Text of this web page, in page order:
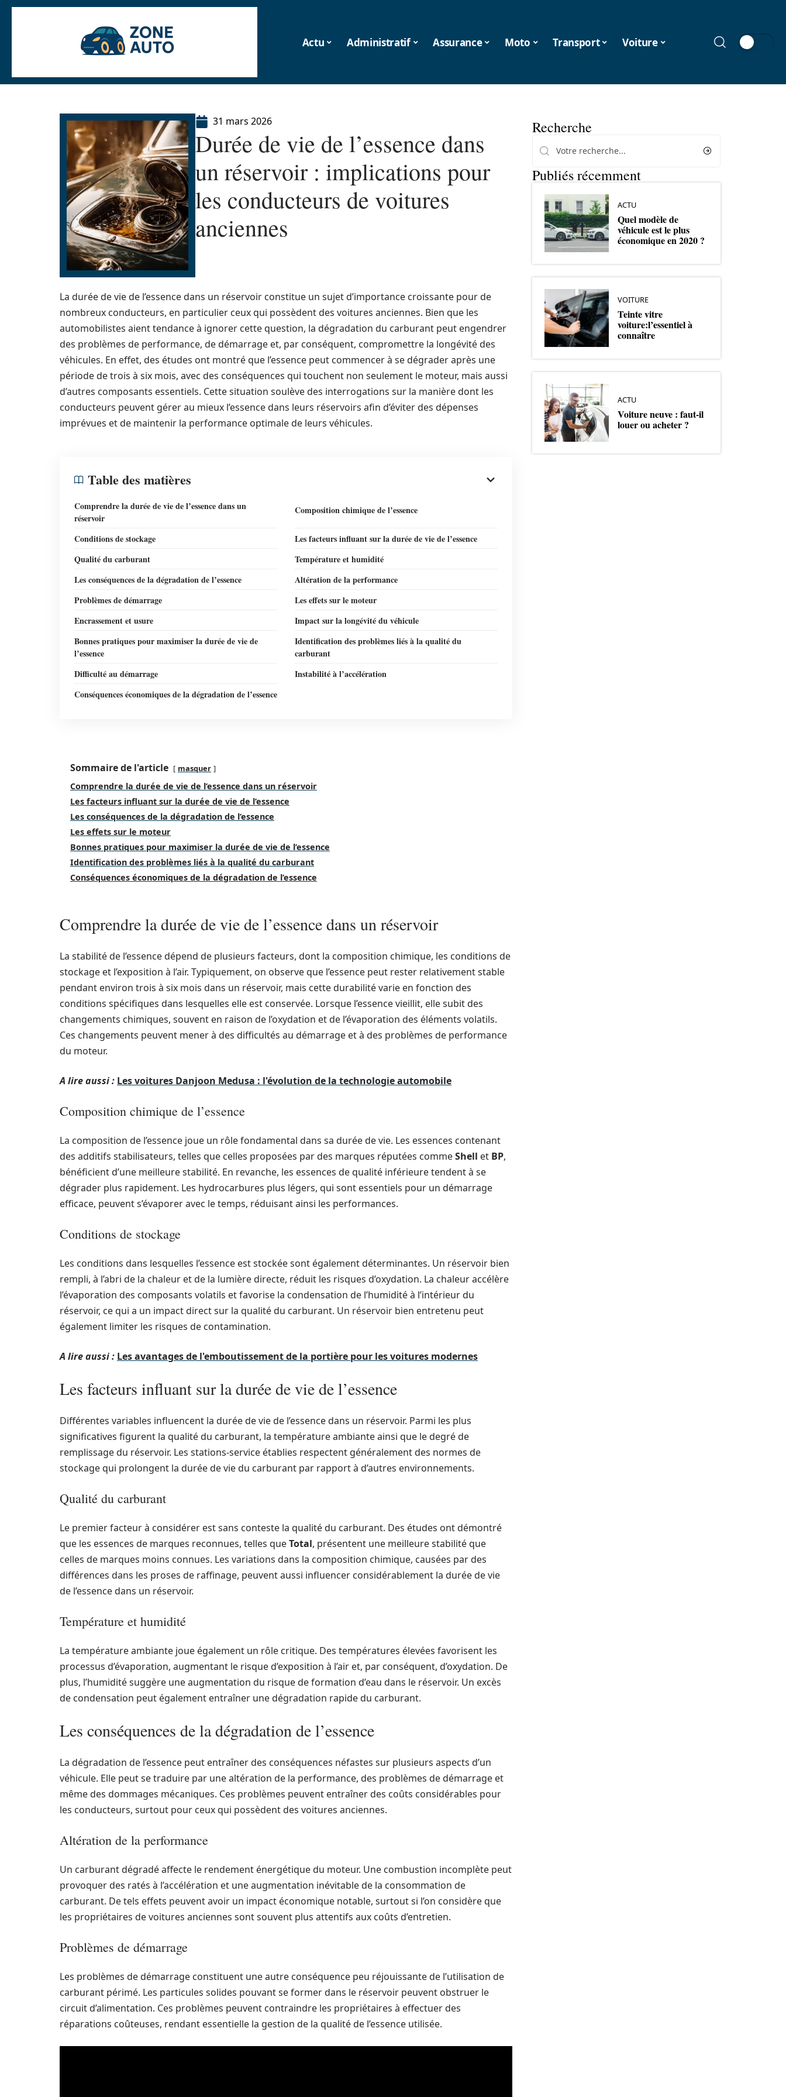
Actu Administratif Assurance Moto Transport Voiture
31 mars 2026
Durée de vie de l’essence dans
un réservoir : implications pour
les conducteurs de voitures
anciennes
La durée de vie de l’essence dans un réservoir constitue un sujet d’importance croissante pour de
nombreux conducteurs, en particulier ceux qui possèdent des voitures anciennes. Bien que les
automobilistes aient tendance à ignorer cette question, la dégradation du carburant peut engendrer
des problèmes de performance, de démarrage et, par conséquent, compromettre la longévité des
véhicules. En effet, des études ont montré que l’essence peut commencer à se dégrader après une
période de trois à six mois, avec des conséquences qui touchent non seulement le moteur, mais aussi
d’autres composants essentiels. Cette situation soulève des interrogations sur la manière dont les
conducteurs peuvent gérer au mieux l’essence dans leurs réservoirs afin d’éviter des dépenses
imprévues et de maintenir la performance optimale de leurs véhicules.
Table des matières
Comprendre la durée de vie de l’essence dans un
réservoir
Composition chimique de l’essence
Conditions de stockage
Les facteurs influant sur la durée de vie de l’essence
Qualité du carburant
Température et humidité
Les conséquences de la dégradation de l’essence
Altération de la performance
Problèmes de démarrage
Les effets sur le moteur
Encrassement et usure
Impact sur la longévité du véhicule
Bonnes pratiques pour maximiser la durée de vie de
l’essence
Identification des problèmes liés à la qualité du
carburant
Difficulté au démarrage
Instabilité à l’accélération
Conséquences économiques de la dégradation de l’essence
Sommaire de l'article masquer
Comprendre la durée de vie de l’essence dans un réservoir
Les facteurs influant sur la durée de vie de l’essence
Les conséquences de la dégradation de l’essence
Les effets sur le moteur
Bonnes pratiques pour maximiser la durée de vie de l’essence
Identification des problèmes liés à la qualité du carburant
Conséquences économiques de la dégradation de l’essence
Comprendre la durée de vie de l’essence dans un réservoir
La stabilité de l’essence dépend de plusieurs facteurs, dont la composition chimique, les conditions de
stockage et l’exposition à l’air. Typiquement, on observe que l’essence peut rester relativement stable
pendant environ trois à six mois dans un réservoir, mais cette durabilité varie en fonction des
conditions spécifiques dans lesquelles elle est conservée. Lorsque l’essence vieillit, elle subit des
changements chimiques, souvent en raison de l’oxydation et de l’évaporation des éléments volatils.
Ces changements peuvent mener à des difficultés au démarrage et à des problèmes de performance
du moteur.
A lire aussi : Les voitures Danjoon Medusa : l'évolution de la technologie automobile
Composition chimique de l’essence
La composition de l’essence joue un rôle fondamental dans sa durée de vie. Les essences contenant
des additifs stabilisateurs, telles que celles proposées par des marques réputées commeShell et BP,
bénéficient d’une meilleure stabilité. En revanche, les essences de qualité inférieure tendent à se
dégrader plus rapidement. Les hydrocarbures plus légers, qui sont essentiels pour un démarrage
efficace, peuvent s’évaporer avec le temps, réduisant ainsi les performances.
Conditions de stockage
Les conditions dans lesquelles l’essence est stockée sont également déterminantes. Un réservoir bien
rempli, à l’abri de la chaleur et de la lumière directe, réduit les risques d’oxydation. La chaleur accélère
l’évaporation des composants volatils et favorise la condensation de l’humidité à l’intérieur du
réservoir, ce qui a un impact direct sur la qualité du carburant. Un réservoir bien entretenu peut
également limiter les risques de contamination.
A lire aussi : Les avantages de l'emboutissement de la portière pour les voitures modernes
Les facteurs influant sur la durée de vie de l’essence
Différentes variables influencent la durée de vie de l’essence dans un réservoir. Parmi les plus
significatives figurent la qualité du carburant, la température ambiante ainsi que le degré de
remplissage du réservoir. Les stations-service établies respectent généralement des normes de
stockage qui prolongent la durée de vie du carburant par rapport à d’autres environnements.
Qualité du carburant
Le premier facteur à considérer est sans conteste la qualité du carburant. Des études ont démontré
que les essences de marques reconnues, telles queTotal, présentent une meilleure stabilité que
celles de marques moins connues. Les variations dans la composition chimique, causées par des
différences dans les proses de raffinage, peuvent aussi influencer considérablement la durée de vie
de l’essence dans un réservoir.
Température et humidité
La température ambiante joue également un rôle critique. Des températures élevées favorisent les
processus d’évaporation, augmentant le risque d’exposition à l’air et, par conséquent, d’oxydation. De
plus, l’humidité suggère une augmentation du risque de formation d’eau dans le réservoir. Un excès
de condensation peut également entraîner une dégradation rapide du carburant.
Les conséquences de la dégradation de l’essence
La dégradation de l’essence peut entraîner des conséquences néfastes sur plusieurs aspects d’un
véhicule. Elle peut se traduire par une altération de la performance, des problèmes de démarrage et
même des dommages mécaniques. Ces problèmes peuvent entraîner des coûts considérables pour
les conducteurs, surtout pour ceux qui possèdent des voitures anciennes.
Altération de la performance
Un carburant dégradé affecte le rendement énergétique du moteur. Une combustion incomplète peut
provoquer des ratés à l’accélération et une augmentation inévitable de la consommation de
carburant. De tels effets peuvent avoir un impact économique notable, surtout si l’on considère que
les propriétaires de voitures anciennes sont souvent plus attentifs aux coûts d’entretien.
Problèmes de démarrage
Les problèmes de démarrage constituent une autre conséquence peu réjouissante de l’utilisation de
carburant périmé. Les particules solides pouvant se former dans le réservoir peuvent obstruer le
circuit d’alimentation. Ces problèmes peuvent contraindre les propriétaires à effectuer des
réparations coûteuses, rendant essentielle la gestion de la qualité de l’essence utilisée.
Recherche
Publiés récemment
ACTU
Quel modèle de
véhicule est le plus
économique en 2020 ?
VOITURE
Teinte vitre
voiture:l’essentiel à
connaître
ACTU
Voiture neuve : faut-il
louer ou acheter ?